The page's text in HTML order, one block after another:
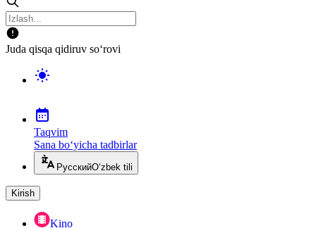
Juda qisqa qidiruv so‘rovi
Taqvim
Sana bo‘yicha tadbirlar
РусскийO‘zbek tili
Kirish
Kino